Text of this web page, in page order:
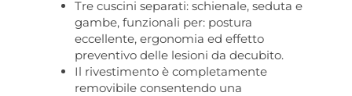
Tre cuscini separati: schienale, seduta e
gambe, funzionali per: postura
eccellente, ergonomia ed effetto
preventivo delle lesioni da decubito.
Il rivestimento è completamente
removibile consentendo una